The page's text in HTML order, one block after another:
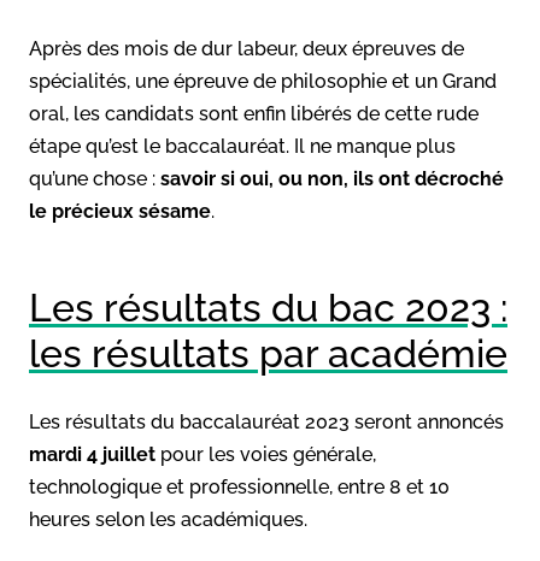
Après des mois de dur labeur, deux épreuves de
spécialités, une épreuve de philosophie et un Grand
oral, les candidats sont enfin libérés de cette rude
étape qu’est le baccalauréat. Il ne manque plus
qu’une chose : savoir si oui, ou non, ils ont décroché
le précieux sésame.
Les résultats du bac 2023 :
les résultats par académie
Les résultats du baccalauréat 2023 seront annoncés
mardi 4 juillet pour les voies générale,
technologique et professionnelle, entre 8 et 10
heures selon les académiques.